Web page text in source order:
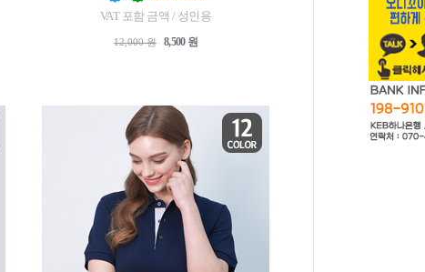
VAT 포함 금액 / 성인용
12,000 원 8,500 원